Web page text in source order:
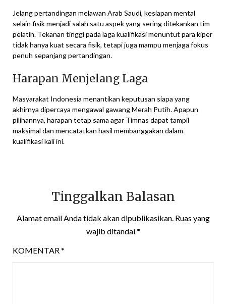
Jelang pertandingan melawan Arab Saudi, kesiapan mental
selain fisik menjadi salah satu aspek yang sering ditekankan tim
pelatih. Tekanan tinggi pada laga kualifikasi menuntut para kiper
tidak hanya kuat secara fisik, tetapi juga mampu menjaga fokus
penuh sepanjang pertandingan.
Harapan Menjelang Laga
Masyarakat Indonesia menantikan keputusan siapa yang
akhirnya dipercaya mengawal gawang Merah Putih. Apapun
pilihannya, harapan tetap sama agar Timnas dapat tampil
maksimal dan mencatatkan hasil membanggakan dalam
kualifikasi kali ini.
Tinggalkan Balasan
Alamat email Anda tidak akan dipublikasikan. Ruas yang
wajib ditandai*
KOMENTAR*